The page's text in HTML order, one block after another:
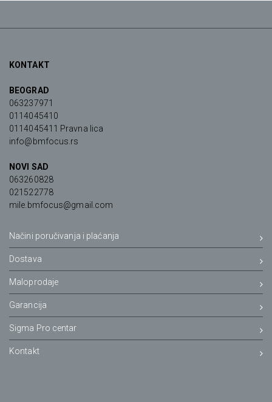
KONTAKT
BEOGRAD
063237971
0114045410
0114045411 Pravna lica
info@bmfocus.rs
NOVI SAD
063260828
021522778
mile.bmfocus@gmail.com
Načini poručivanja i plaćanja
Dostava
Maloprodaje
Garancija
Sigma Pro centar
Kontakt